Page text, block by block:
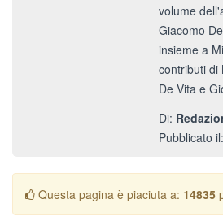
volume
Giacomo
insieme a
contributi di
De Vita e
Di:
Pubblicato
Questa pagina è piaciuta a: 14835